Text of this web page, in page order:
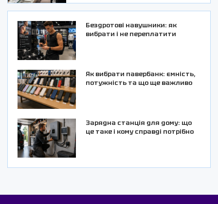
Бездротові навушники: як
вибрати і не переплатити
Як вибрати павербанк: ємність,
потужність та що ще важливо
Зарядна станція для дому: що
це таке і кому справді потрібно